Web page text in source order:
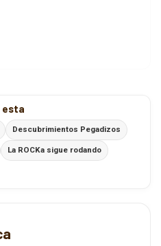
esta
Descubrimientos Pegadizos
La ROCKa sigue rodando